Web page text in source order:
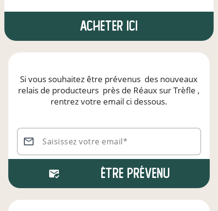
Acheter ici
Si vous souhaitez être prévenus des nouveaux
relais de producteurs près de Réaux sur Trèfle ,
rentrez votre email ci dessous.
Saisissez votre email*
Être prévenu